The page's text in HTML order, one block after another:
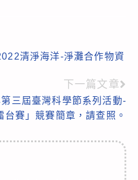
清淨海洋-淨灘合作物資
下一篇文章
三屆臺灣科學節系列活動-
台賽」競賽簡章，請查照。